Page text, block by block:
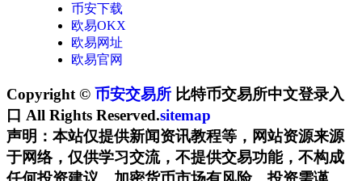
币安下载
欧易OKX
欧易网址
欧易官网
Copyright © 币安交易所 比特币交易所中文登录入
口 All Rights Reserved.sitemap
声明：本站仅提供新闻资讯教程等，网站资源来源
于网络，仅供学习交流，不提供交易功能，不构成